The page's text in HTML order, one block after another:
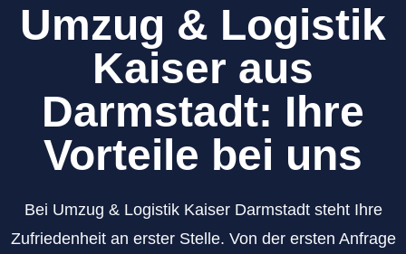
Umzug & Logistik
Kaiser aus
Darmstadt: Ihre
Vorteile bei uns
Bei Umzug & Logistik Kaiser Darmstadt steht Ihre
Zufriedenheit an erster Stelle. Von der ersten Anfrage